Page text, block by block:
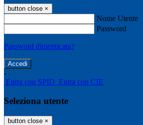
button close ×
Nome Utente
Password
Password dimenticata?
-
Entra con SPID Entra con CIE
Seleziona utente
button close ×